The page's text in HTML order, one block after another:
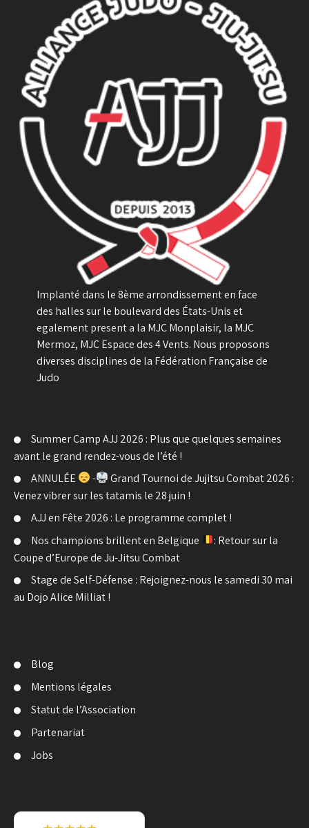
Implanté dans le 8ème arrondissement en face
des halles sur le boulevard des États-Unis et
egalement present a la MJC Monplaisir, la MJC
Mermoz, MJC Espace des 4 Vents. Nous proposons
diverses disciplines de la Fédération Française de
Judo
Summer Camp AJJ 2026 : Plus que quelques semaines
avant le grand rendez-vous de l’été !
ANNULÉE
-
Grand Tournoi de Jujitsu Combat 2026 :
Venez vibrer sur les tatamis le 28 juin !
AJJ en Fête 2026 : Le programme complet !
Nos champions brillent en Belgique
: Retour sur la
Coupe d’Europe de Ju-Jitsu Combat
Stage de Self-Défense : Rejoignez-nous le samedi 30 mai
au Dojo Alice Milliat !
Blog
Mentions légales
Statut de l’Association
Partenariat
Jobs